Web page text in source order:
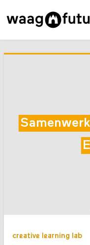
creative learning lab